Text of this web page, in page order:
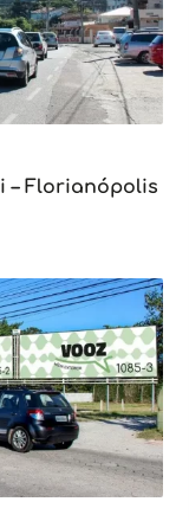
– Florianópolis